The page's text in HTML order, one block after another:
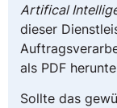
Artifical
dieser
als PDF
Sollte das